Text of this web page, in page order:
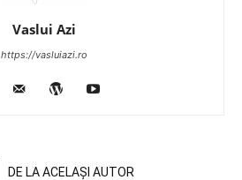
Vaslui Azi
https://vasluiazi.ro
DE LA ACELAȘI AUTOR